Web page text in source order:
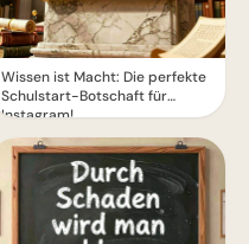
Wissen ist Macht: Die perfekte
Schulstart-Botschaft für
Instagram!